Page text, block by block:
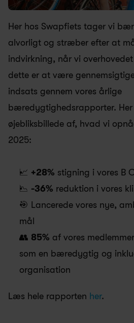
Her hos Swapfiets tager vi
alvorligt og stræber efter at
indvirkning, når vi
dette er at være
indsats gennem vores årlige
bæredygtighedsrapporter. Her
øjebliksbillede af, hvad vi
2025:
📈 +28% stigning i vores B
📉 -36% reduktion i vores
🎯 Lancerede vores nye,
mål
👥 85% af vores
som en bæredygtig og
organisation
Læs hele rapporten her.